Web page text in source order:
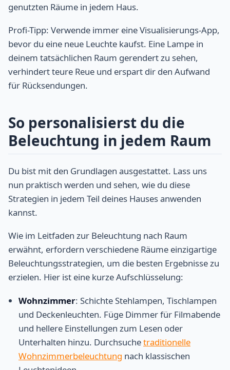
genutzten Räume in jedem Haus.
Profi-Tipp: Verwende immer eine Visualisierungs-App,
bevor du eine neue Leuchte kaufst. Eine Lampe in
deinem tatsächlichen Raum gerendert zu sehen,
verhindert teure Reue und erspart dir den Aufwand
für Rücksendungen.
So personalisierst du die
Beleuchtung in jedem Raum
Du bist mit den Grundlagen ausgestattet. Lass uns
nun praktisch werden und sehen, wie du diese
Strategien in jedem Teil deines Hauses anwenden
kannst.
Wie im Leitfaden zur Beleuchtung nach Raum
erwähnt, erfordern verschiedene Räume einzigartige
Beleuchtungsstrategien, um die besten Ergebnisse zu
erzielen. Hier ist eine kurze Aufschlüsselung:
Wohnzimmer: Schichte Stehlampen, Tischlampen
und Deckenleuchten. Füge Dimmer für Filmabende
und hellere Einstellungen zum Lesen oder
Unterhalten hinzu. Durchsuchetraditionelle
Wohnzimmerbeleuchtung nach klassischen